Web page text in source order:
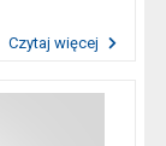
Czytaj więcej